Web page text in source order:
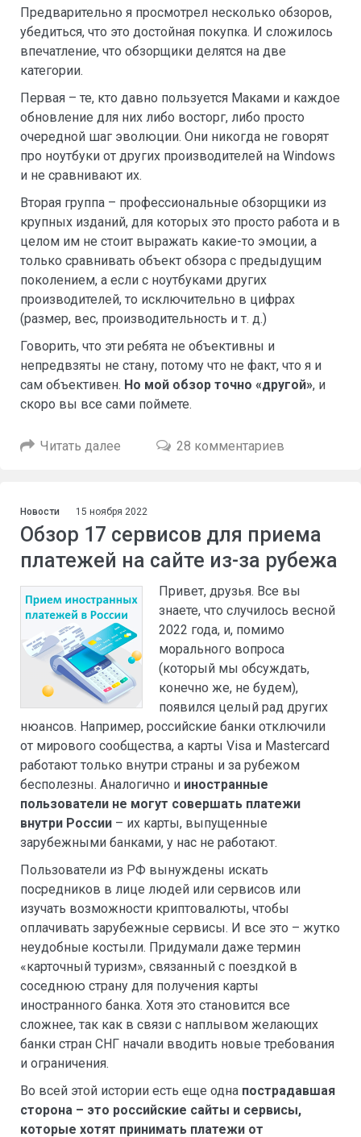
Предварительно я просмотрел несколько обзоров,
убедиться, что это достойная покупка. И сложилось
впечатление, что обзорщики делятся на две
категории.
Первая – те, кто давно пользуется Маками и каждое
обновление для них либо восторг, либо просто
очередной шаг эволюции. Они никогда не говорят
про ноутбуки от других производителей на Windows
и не сравнивают их.
Вторая группа – профессиональные обзорщики из
крупных изданий, для которых это просто работа и в
целом им не стоит выражать какие-то эмоции, а
только сравнивать объект обзора с предыдущим
поколением, а если с ноутбуками других
производителей, то исключительно в цифрах
(размер, вес, производительность и т. д.)
Говорить, что эти ребята не объективны и
непредвзяты не стану, потому что не факт, что я и
сам объективен. Но мой обзор точно «другой», и
скоро вы все сами поймете.
Читать далее 28 комментариев
Новости 15 ноября 2022
Обзор 17 сервисов для приема
платежей на сайте из-за рубежа
Привет, друзья. Все вы
знаете, что случилось весной
2022 года, и, помимо
морального вопроса
(который мы обсуждать,
конечно же, не будем),
появился целый рад других
нюансов. Например, российские банки отключили
от мирового сообщества, а карты Visa и Mastercard
работают только внутри страны и за рубежом
бесполезны. Аналогично и иностранные
пользователи не могут совершать платежи
внутри России – их карты, выпущенные
зарубежными банками, у нас не работают.
Пользователи из РФ вынуждены искать
посредников в лице людей или сервисов или
изучать возможности криптовалюты, чтобы
оплачивать зарубежные сервисы. И все это – жутко
неудобные костыли. Придумали даже термин
«карточный туризм», связанный с поездкой в
соседнюю страну для получения карты
иностранного банка. Хотя это становится все
сложнее, так как в связи с наплывом желающих
банки стран СНГ начали вводить новые требования
и ограничения.
Во всей этой истории есть еще одна пострадавшая
сторона – это российские сайты и сервисы,
которые хотят принимать платежи от